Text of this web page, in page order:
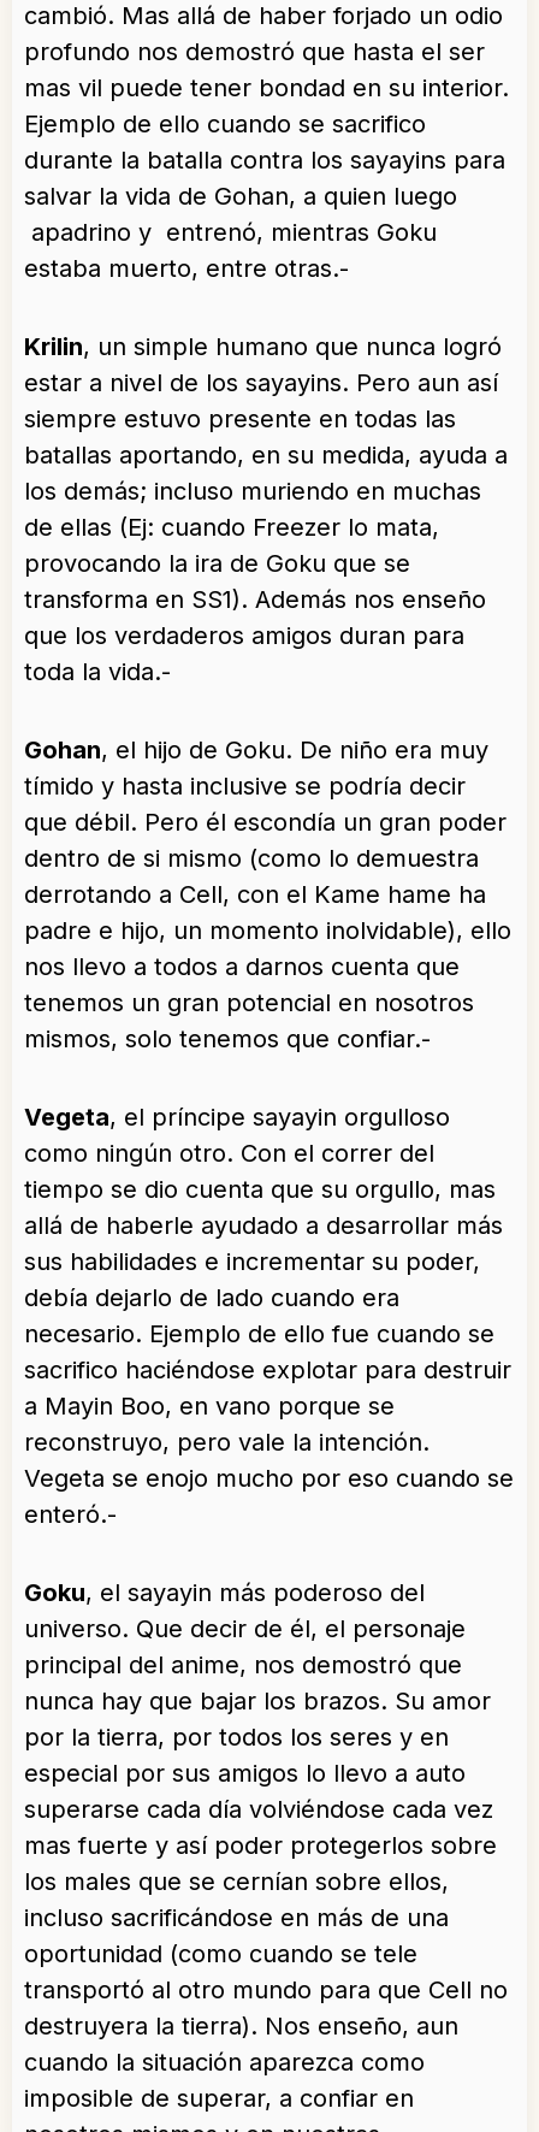
cambió. Mas allá de haber forjado un odio
profundo nos demostró que hasta el ser
mas vil puede tener bondad en su interior.
Ejemplo de ello cuando se sacrifico
durante la batalla contra los sayayins para
salvar la vida de Gohan, a quien luego
apadrino y entrenó, mientras Goku
estaba muerto, entre otras.-
Krilin, un simple humano que nunca logró
estar a nivel de los sayayins. Pero aun así
siempre estuvo presente en todas las
batallas aportando, en su medida, ayuda a
los demás; incluso muriendo en muchas
de ellas (Ej: cuando Freezer lo mata,
provocando la ira de Goku que se
transforma en SS1). Además nos enseño
que los verdaderos amigos duran para
toda la vida.-
Gohan, el hijo de Goku. De niño era muy
tímido y hasta inclusive se podría decir
que débil. Pero él escondía un gran poder
dentro de si mismo (como lo demuestra
derrotando a Cell, con el Kame hame ha
padre e hijo, un momento inolvidable), ello
nos llevo a todos a darnos cuenta que
tenemos un gran potencial en nosotros
mismos, solo tenemos que confiar.-
Vegeta, el príncipe sayayin orgulloso
como ningún otro. Con el correr del
tiempo se dio cuenta que su orgullo, mas
allá de haberle ayudado a desarrollar más
sus habilidades e incrementar su poder,
debía dejarlo de lado cuando era
necesario. Ejemplo de ello fue cuando se
sacrifico haciéndose explotar para destruir
a Mayin Boo, en vano porque se
reconstruyo, pero vale la intención.
Vegeta se enojo mucho por eso cuando se
enteró.-
Goku, el sayayin más poderoso del
universo. Que decir de él, el personaje
principal del anime, nos demostró que
nunca hay que bajar los brazos. Su amor
por la tierra, por todos los seres y en
especial por sus amigos lo llevo a auto
superarse cada día volviéndose cada vez
mas fuerte y así poder protegerlos sobre
los males que se cernían sobre ellos,
incluso sacrificándose en más de una
oportunidad (como cuando se tele
transportó al otro mundo para que Cell no
destruyera la tierra). Nos enseño, aun
cuando la situación aparezca como
imposible de superar, a confiar en